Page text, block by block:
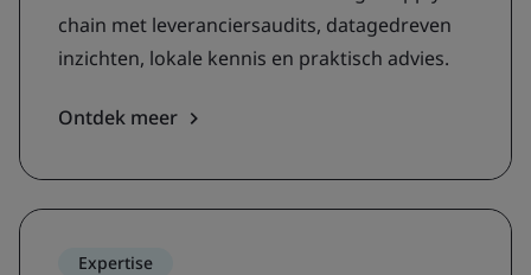
chain met leveranciersaudits, datagedreven
inzichten, lokale kennis en praktisch advies.
Ontdek meer
Expertise